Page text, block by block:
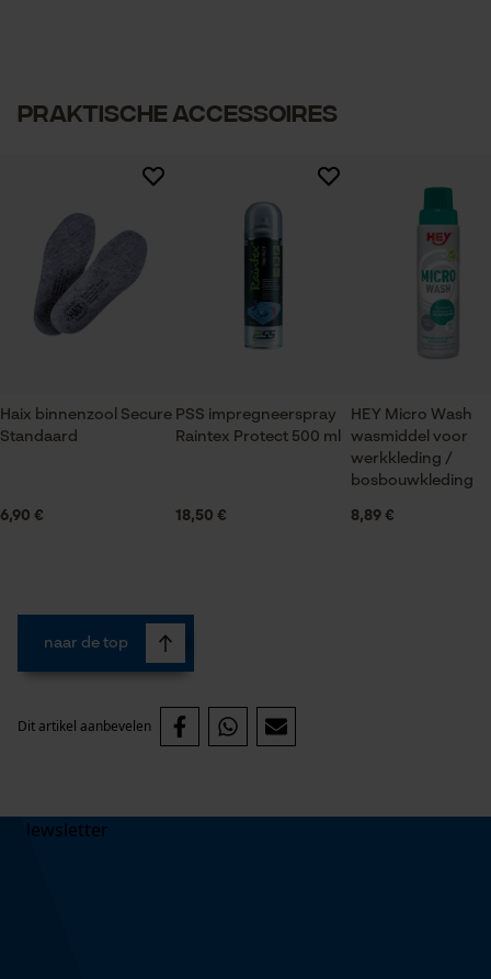
Praktische Accessoires
Haix binnenzool Secure
Standaard
6,90 €
PSS impregneerspray
Raintex Protect 500 ml
18,50 €
HEY Micro Wash
wasmiddel voor
werkkleding /
bosbouwkleding
8,89 €
naar de top
Dit artikel aanbevelen